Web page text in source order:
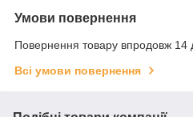
Умови повернення
Повернення товару впродовж 14
Всі умови повернення